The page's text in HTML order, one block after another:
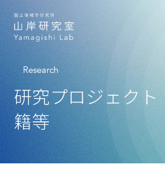
Research
研究プロジェクト
籍等